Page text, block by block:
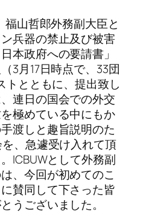
福山哲郎外務副大臣と
兵器の禁止及び被害
本政府への要請書」
3月17日時点で、33団
トとともに、提出致し
連日の国会での外交
極めている中にもか
渡しと趣旨説明のた
、急遽受け入れて頂
ICBUWとして外務副
、今回が初めてのこ
賛同して下さった皆
うございました。